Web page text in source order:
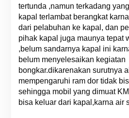
tertunda ,namun terkadang
kapal terlambat berangkat
dari pelabuhan ke kapal, dan
pihak kapal juga maunya tepat
,belum sandarnya kapal ini
belum menyelesaikan kegiatan
bongkar.dikarenakan surutnya
mempengaruhi ram dor tidak
sehingga mobil yang dimuat
bisa keluar dari kapal,karna air